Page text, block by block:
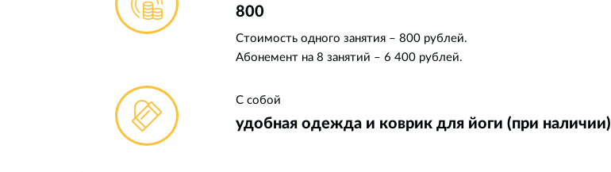
800
Стоимость одного занятия – 800 рублей.
Абонемент на 8 занятий – 6 400 рублей.
С собой
удобная одежда и коврик для йоги (при наличии)